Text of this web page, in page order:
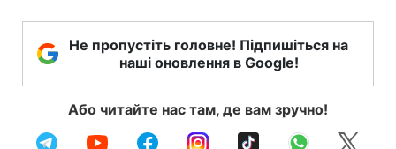
Не пропустіть головне! Підпишіться на
наші оновлення в Google!
Або читайте нас там, де вам зручно!